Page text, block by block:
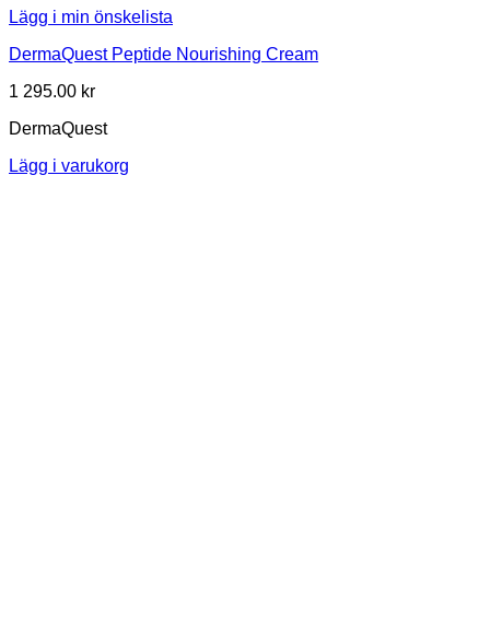
Lägg i min önskelista
DermaQuest Peptide Nourishing Cream
1 295.00 kr
DermaQuest
Lägg i varukorg